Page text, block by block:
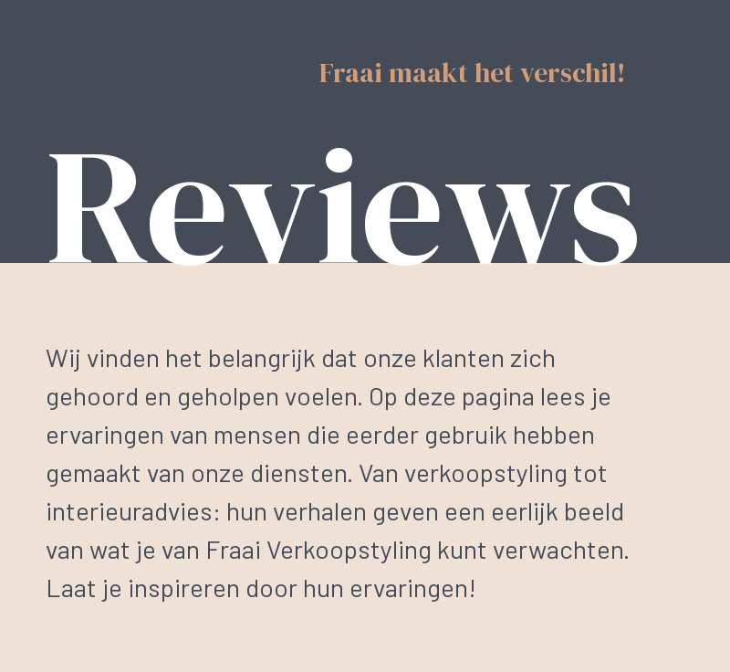
Fraai maakt het verschil!
Reviews
Wij vinden het belangrijk dat onze klanten zich
gehoord en geholpen voelen. Op deze pagina lees je
ervaringen van mensen die eerder gebruik hebben
gemaakt van onze diensten. Van verkoopstyling tot
interieuradvies: hun verhalen geven een eerlijk beeld
van wat je van Fraai Verkoopstyling kunt verwachten.
Laat je inspireren door hun ervaringen!